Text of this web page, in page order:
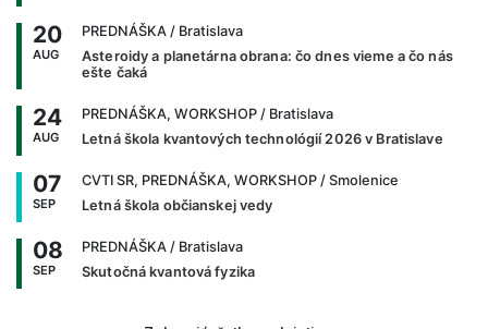
20
AUG
PREDNÁŠKA / Bratislava
Asteroidy a planetárna obrana: čo dnes vieme a čo nás
ešte čaká
24
AUG
PREDNÁŠKA, WORKSHOP / Bratislava
Letná škola kvantových technológií 2026 v Bratislave
07
SEP
CVTI SR, PREDNÁŠKA, WORKSHOP / Smolenice
Letná škola občianskej vedy
08
SEP
PREDNÁŠKA / Bratislava
Skutočná kvantová fyzika